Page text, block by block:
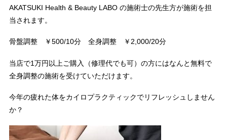
AKATSUKI Health & Beauty LABO の施術士の先生方が施術を担
当されます。
骨盤調整 ￥500/10分 全身調整 ￥2,000/20分
当店で1万円以上ご購入（修理代でも可）の方にはなんと無料で
全身調整の施術を受けていただけます。
今年の疲れた体をカイロプラクティックでリフレッシュしません
か？